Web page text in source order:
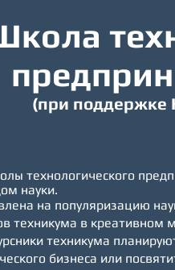
(при поддержке
технологического
науки.
на популяризацию
техникума в
техникума
бизнеса или